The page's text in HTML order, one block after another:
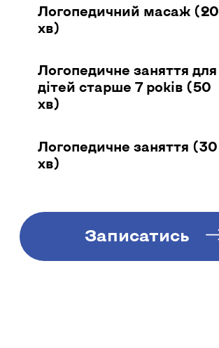
Логопедичний масаж (20
хв)
Логопедичне заняття для
дітей старше 7 років (50
хв)
Логопедичне заняття (30
хв)
Записатись